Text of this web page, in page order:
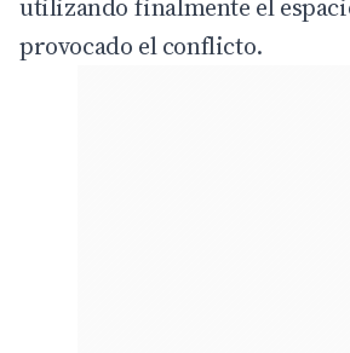
utilizando finalmente el
provocado el conflicto.